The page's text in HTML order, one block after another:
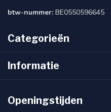
btw-nummer: BE0550596645
Categorieën
Informatie
Openingstijden